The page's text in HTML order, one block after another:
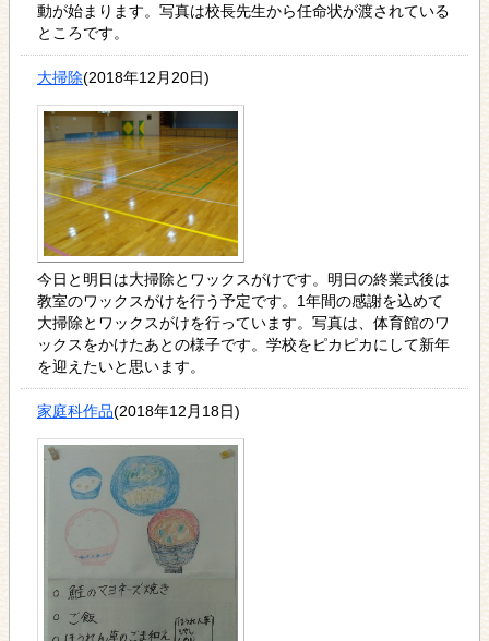
動が始まります。写真は校長先生から任命状が渡されている
ところです。
大掃除(2018年12月20日)
今日と明日は大掃除とワックスがけです。明日の終業式後は
教室のワックスがけを行う予定です。1年間の感謝を込めて
大掃除とワックスがけを行っています。写真は、体育館のワ
ックスをかけたあとの様子です。学校をピカピカにして新年
を迎えたいと思います。
家庭科作品(2018年12月18日)